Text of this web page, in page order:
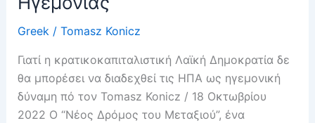
Greek/ Tomasz Konicz
Γιατί η κρατικοκαπιταλιστική Λαϊκή Δημοκρατία δε
θα μπορέσει να διαδεχθεί τις ΗΠΑ ως ηγεμονική
δύναμη πό τον Tomasz Konicz / 18 Οκτωβρίου
2022 Ο “Νέος Δρόμος του Μεταξιού”, ένα